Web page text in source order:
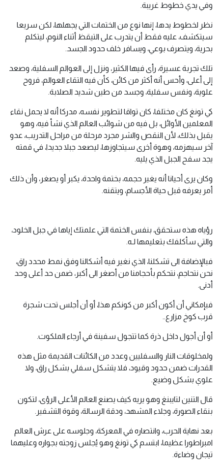
وفي يدي خطوط غريبة.
نظر لخطوط يدها، إنها نوع من الختمات التي يجهلها، لكن سريعا
سيتكشف، عليه فقط أن يتدرب على التيقظ أثناء النوم، ليتكلم
بحرية، ويتصرف بوعي، ويسافر خلف حدود الجسد.
تلك تجربة عسيرة، رأى فيها الكثير، ونزل إلى العوالم السفلية، وصعد
إلى أعلى، وأحس أنه أكثر من كائن، كأن فيه التقاء العوالم، فروح
علوية، ونفس سفلية، وجسد من طين شديد الصلابة.
كي تونغ كان مختلفا، كان تواقا لتطوير نفسه، مدركا أنه لا يحمل نقاء
المعلمين الأوائل، بل فيه من شوائب العالم الذي نشأ فيه، وهو
يقبل بذلك، لأن النقص والشر مجرد مرحلة من مراحل التدريب، عدو
آخر سيهزمه، وهوة أخرى سيتجاوزها، ليصعد جبلا جديدا، في قمته
يجد سفح الجبل الذي يليه.
وكان يرى أحيانا أنه يغير حجمه، بختمة واحدة، يكبر أو يصغر، وأن ذلك
أمر يعرفه قبل حياة الأجسام، ويتقنه.
رؤياه هذه ستحقق، بنفس الختمة التي علمتك إياها في جبل الخلود،
والتي سأكلفك بتعليمها لـه.
فبالإضافة الى تشكلنا، الذي نغير فيه أشكالنا وفق نمط محدد راق،
نحن نتحاجم، نتحكم بأحجامنا من أصغر الى أكبر، ضمن حد أعلى وحد
أدنى.
فبإمكاني أن أكون أكبر من كونكم هذا، أو أن أجلس تحت شجرة
قرب كوخ مزارع..
أو أن أجول داخل ذرة كما تتجول سفينة في أرجاء الملكوت.
ولمخلوقات النار والسفليين وعدد من الكائنات القديمة مثل هذه
القدرات ضمن حدود وقيود، فلا يتشكل سفلي بشكل راق، ولا
علوي بشكل وضيع.
قال التنين لتايبنغ وهو يريه كيف يصنع العالم الأعلى الرؤى، لتكون
بنقاء الصورة، وجلاء المشهد، ودقة الرسالة، وقوة التشفير.
بعد نهاية الحرب، وانتصاره في المعركة، وجلوسه على عرش العالم
امبراطورا عظيما، ابتسم كي تونغ وهو يُجلس زوجته بجواره وعليهما
تيجان وضاءة.